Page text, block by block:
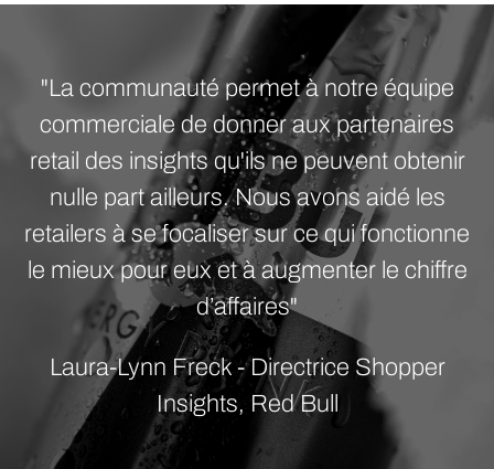
"La communauté permet à notre équipe
commerciale de donner aux partenaires
retail des insights qu'ils ne peuvent obtenir
nulle part ailleurs. Nous avons aidé les
retailers à se focaliser sur ce qui fonctionne
le mieux pour eux et à augmenter le chiffre
d’affaires"
Laura-Lynn Freck - Directrice Shopper
Insights, Red Bull